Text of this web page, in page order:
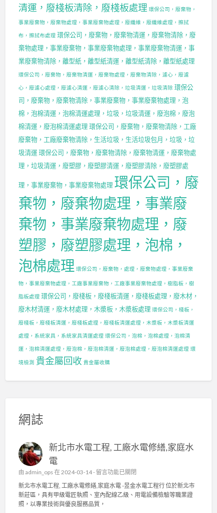
清運，廢棧板清除，廢棧板處理 環保公司，廢棄物，
事業廢棄物，廢棄物處理，事業廢棄物處理，廢纖維，廢纖維處理，擦拭
布，擦拭布處理 環保公司，廢棄物，廢棄物清運，廢棄物清除，廢
棄物處理，事業廢棄物，事業廢棄物處理，事業廢棄物清運，事
業廢棄物清除，離型紙，離型紙清運，離型紙清除，離型紙處理
環保公司，廢棄物，廢棄物清運，廢棄物處理，廢棄物清除，濾心，廢濾
心，廢濾心處理，廢濾心清運，廢濾心清除，垃圾清運，垃圾清除 環保公
司，廢棄物，廢棄物清除，事業廢棄物，事業廢棄物處理，泡
棉，泡棉清運，泡棉清運處理，垃圾，垃圾清運，廢泡棉，廢泡
棉清運，廢泡棉清運處理 環保公司，廢棄物，廢棄物清除，工廠
廢棄物，工廠廢棄物清除，生活垃圾，生活垃圾包月，垃圾，垃
圾清運 環保公司，廢棄物，廢棄物清除，廢棄物清運，廢棄物處
理，垃圾清運，廢塑膠，廢塑膠清運，廢塑膠清除，廢塑膠處
理，事業廢棄物，事業廢棄物處理 環保公司，廢
棄物，廢棄物處理，事業廢
棄物，事業廢棄物處理，廢
塑膠，廢塑膠處理，泡棉，
泡棉處理 環保公司，廢棄物，處理，廢棄物處理，事業廢棄
物，事業廢棄物處理，工廠事業廢棄物，工廠事業廢棄物處理，樹脂板，樹
脂板處理 環保公司，廢棧板，廢棧板清運，廢棧板處理，廢木材，
廢木材清運，廢木材處理，木漿板，木漿板處理 環保公司，棧板，
廢棧板，廢棧板清運，廢棧板處理，廢棧板清運處理，木漿板，木漿板清運
處理，系統家具，系統家具清運處理 環保公司，泡棉，泡棉處理，泡棉清
運，泡棉清運處理，廢泡棉，廢泡棉清運，廢泡棉處理，廢泡棉清運處理 環
境檢測 貴金屬回收 貴金屬收購
網誌
新北市水電工程, 工廠水電修繕,家庭水
電
由 admin_ops 在 2024-03-14 - 在
〈
新
北
市
留言功能已關閉
新北市水電工程, 工廠水電修繕,家庭水電 -昱金水電工程行 位於新北市
新莊區，具有甲級電匠執照、室內配線乙級、用電設備檢驗等職業證
照，以專業技術與優良服務品質，